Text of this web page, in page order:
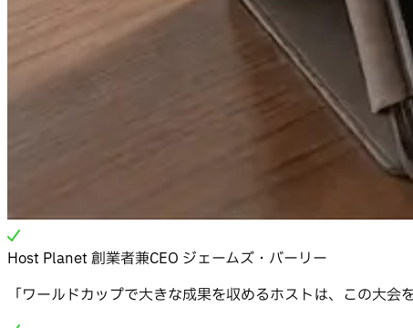
Host Planet 創業者兼CEO ジェームズ・バーリー
「ワールドカップで大きな成果を収めるホストは、この大